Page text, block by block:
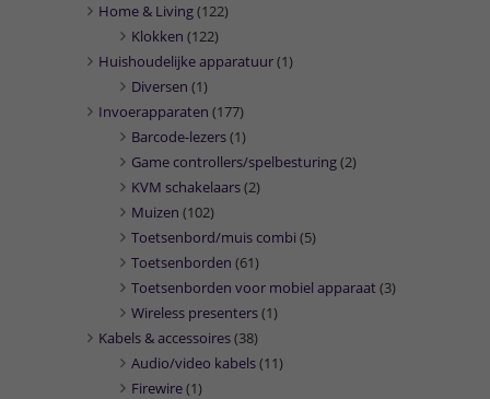
Home & Living(122)
Klokken (122)
Huishoudelijke apparatuur(1)
Diversen (1)
Invoerapparaten (177)
Barcode-lezers(1)
Game controllers/spelbesturing(2)
KVM schakelaars(2)
Muizen (102)
Toetsenbord/muis combi (5)
Toetsenborden (61)
Toetsenborden voor mobiel apparaat(3)
Wireless presenters(1)
Kabels & accessoires(38)
Audio/video kabels(11)
Firewire(1)